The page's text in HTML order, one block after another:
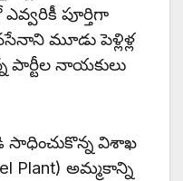
పూర్తిగా
మూడు పెళ్లిళ్ల
పార్టీల నాయకులు
విశాఖ
Plant) అమ్మకాన్ని